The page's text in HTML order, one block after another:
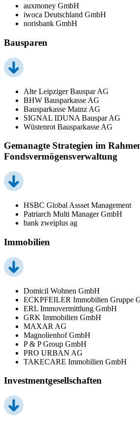
auxmoney GmbH
iwoca Deutschland GmbH
norisbank GmbH
Bausparen
Alte Leipziger Bauspar AG
BHW Bausparkasse AG
Bausparkasse Mainz AG
SIGNAL IDUNA Bauspar AG
Wüstenrot Bausparkasse AG
Gemanagte Strategien im
Fondsvermögensverwaltung
HSBC Global Assset Management
Patriarch Multi Manager GmbH
bank zweiplus ag
Immobilien
Domicil Wohnen GmbH
ECKPFEILER Immobilien Gruppe
ERL Immovermittlung GmbH
GRK Immobilien GmbH
MAXAR AG
Magnolienhof GmbH
P & P Group GmbH
PRO URBAN AG
TAKECARE Immobilien GmbH
Investmentgesellschaften